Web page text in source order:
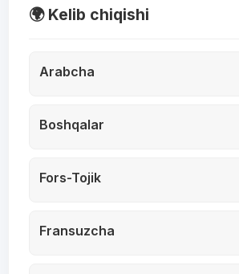
🌍 Kelib chiqishi
Arabcha
Boshqalar
Fors-Tojik
Fransuzcha